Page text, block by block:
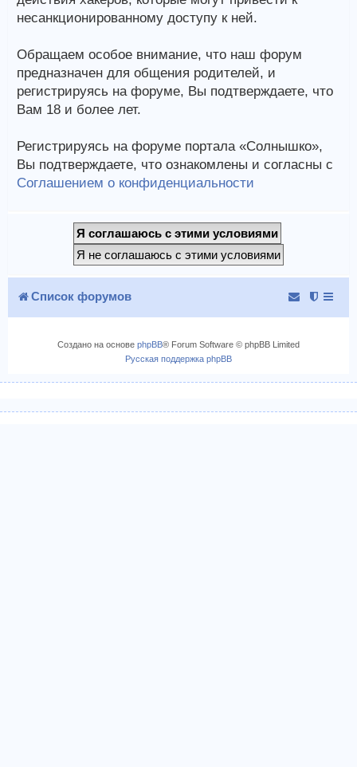
несанкционированному доступу к ней.
Обращаем особое внимание, что наш форум
предназначен для общения родителей, и
регистрируясь на форуме, Вы подтверждаете, что
Вам 18 и более лет.
Регистрируясь на форуме портала «Солнышко»,
Вы подтверждаете, что ознакомлены и согласны с
Соглашением о конфиденциальности
Список форумов
Создано на основе phpBB® Forum Software © phpBB Limited
Русская поддержка phpBB